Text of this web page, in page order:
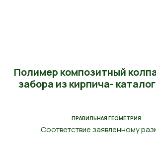
Полимер композитный
забора из кирпича-
ПРАВИЛЬНАЯ ГЕОМЕТРИЯ
Соответствие заявленному